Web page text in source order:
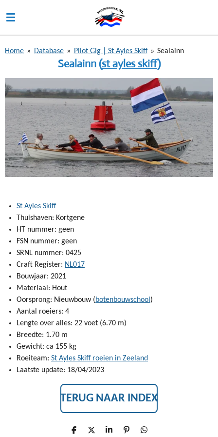
direct
naar
hoofdinhoud
Home » Database » Pilot Gig | St Ayles Skiff » Sealainn
Sealainn (st ayles skiff)
St Ayles Skiff
Thuishaven: Kortgene
HT nummer: geen
FSN nummer: geen
SRNL nummer: 0425
Craft Register: NL017
Bouwjaar: 2021
Materiaal: Hout
Oorsprong: Nieuwbouw (botenbouwschool )
Aantal roeiers: 4
Lengte over alles: 22 voet (6.70 m)
Breedte: 1.70 m
Gewicht: ca 155 kg
Roeiteam: St Ayles Skiff roeien in Zeeland
Laatste update: 18/04/2023
TERUG NAAR INDEX
D
D
S
P
D